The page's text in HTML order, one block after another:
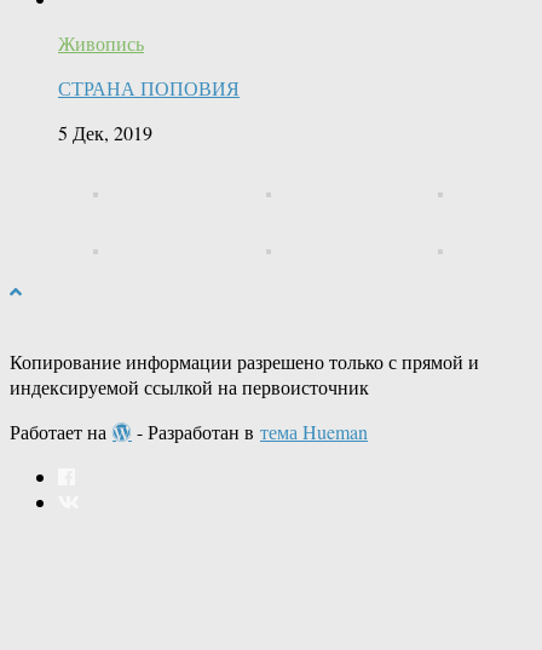
Живопись
СТРАНА ПОПОВИЯ
5 Дек, 2019
Копирование информации разрешено только с прямой и
индексируемой ссылкой на первоисточник
Работает на
- Разработан в тема Hueman